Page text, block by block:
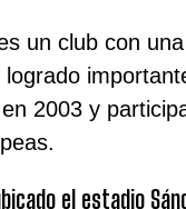
un club con
2003 y
el estadio